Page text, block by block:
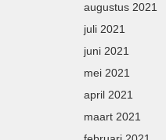
augustus 2021
juli 2021
juni 2021
mei 2021
april 2021
maart 2021